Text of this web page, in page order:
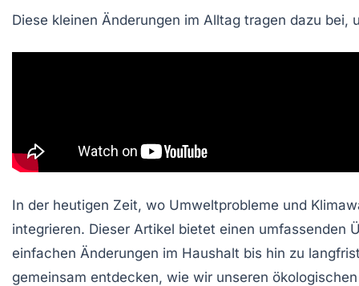
Diese kleinen Änderungen im Alltag tragen dazu
In der heutigen Zeit, wo Umweltprobleme und
integrieren. Dieser Artikel bietet einen umfassenden
einfachen Änderungen im Haushalt bis hin zu
gemeinsam entdecken, wie wir unseren